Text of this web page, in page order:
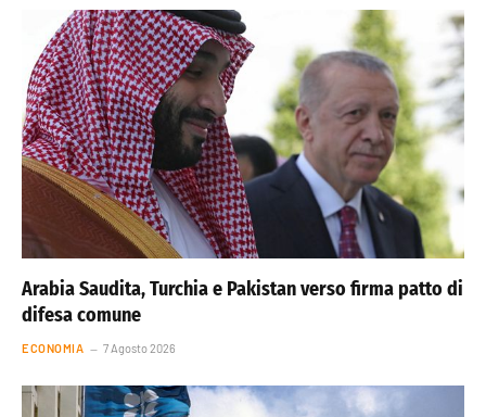
Arabia Saudita, Turchia e Pakistan verso firma patto di
difesa comune
ECONOMIA 7 Agosto 2026